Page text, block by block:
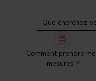
Comment prendre
mesures ?